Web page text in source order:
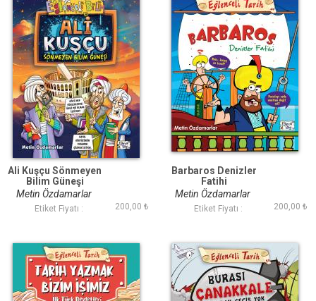
Ali Kuşçu Sönmeyen
Bilim Güneşi
Metin Özdamarlar
Etiket Fiyatı : 200,00 ₺
Barbaros Denizler
Fatihi
Metin Özdamarlar
Etiket Fiyatı : 200,00 ₺